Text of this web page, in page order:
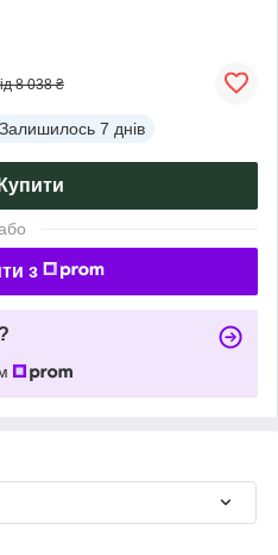
8 038 ₴
Залишилось 7 днів
Купити
з